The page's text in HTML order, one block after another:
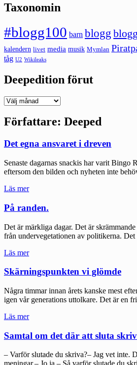
Taxonomin
#blogg100 barn blogg
kalendern livet media musik Mymlan
tåg U2 Wikileaks
Deepedition förut
Deepedition
Författare: Deeped
Det egna ansvaret i dreven
Senaste dagarnas snackis har varit
eftersom den bilden och nyheten inte
Läs mer"Det
ansvaret
i
dreven"
På randen.
Det är märkliga dagar. Det är
från undervegetationen av politikerna.
Läs mer"På
Skärningspunkten vi glömde
Några timmar innan årets kanske mest
igen vår generations uttolkare. Det är en
Läs mer"Skärningspunkten
glömde"
Samtal om det där att sluta
– Varför slutade du skriva?– Jag vet inte.